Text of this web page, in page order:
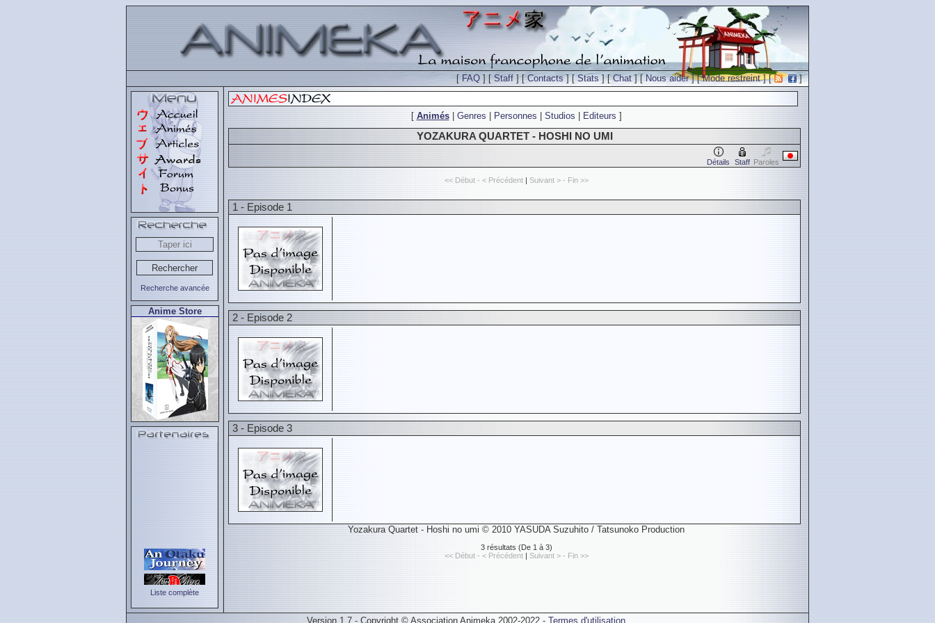
[FAQ ] [Staff ] [Contacts] [Stats] [Chat] [Nous aider] [Mode restreint] [ ]
Recherche avancée
Anime Store
Liste complète
[ Animés| Genres Personnes Studios Editeurs ]
YOZAKURA QUARTET - HOSHI NO UMI
Détails Staff Paroles
<< Début - < Précédent | Suivant > - Fin >>
1 - Episode 1
2 - Episode 2
3 - Episode 3
Yozakura Quartet - Hoshi no umi © 2010 YASUDA Suzuhito / Tatsunoko Production
3 résultats (De 1 à 3)
<< Début - < Précédent | Suivant > - Fin >>
Version 1.7 - Copyright © Association Animeka 2002-2022 - Termes d'utilisation